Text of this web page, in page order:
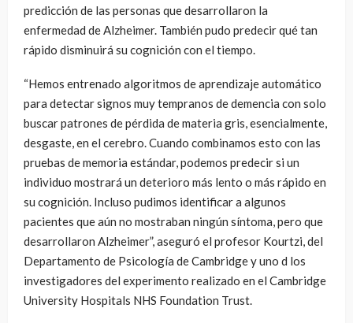
predicción de las personas que desarrollaron la
enfermedad de Alzheimer. También pudo predecir qué tan
rápido disminuirá su cognición con el tiempo.
“Hemos entrenado algoritmos de aprendizaje automático
para detectar signos muy tempranos de demencia con solo
buscar patrones de pérdida de materia gris, esencialmente,
desgaste, en el cerebro. Cuando combinamos esto con las
pruebas de memoria estándar, podemos predecir si un
individuo mostrará un deterioro más lento o más rápido en
su cognición. Incluso pudimos identificar a algunos
pacientes que aún no mostraban ningún síntoma, pero que
desarrollaron Alzheimer”, aseguró el profesor Kourtzi, del
Departamento de Psicología de Cambridge y uno d los
investigadores del experimento realizado en el Cambridge
University Hospitals NHS Foundation Trust.